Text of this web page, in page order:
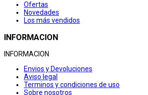
Ofertas
Novedades
Los más vendidos
INFORMACION
INFORMACION
Envios y Devoluciones
Aviso legal
Terminos y condiciones de uso
Sobre nosotros